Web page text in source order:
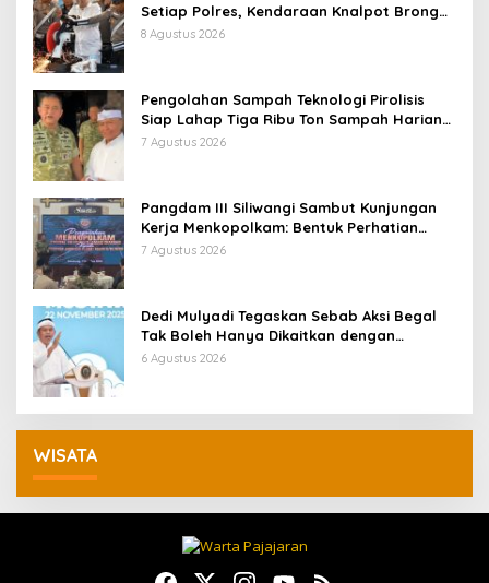
Setiap Polres, Kendaraan Knalpot Brong
Tertangkap Langsung Ganti
8 Agustus 2026
Pengolahan Sampah Teknologi Pirolisis
Siap Lahap Tiga Ribu Ton Sampah Harian
Jawa Barat
7 Agustus 2026
Pangdam III Siliwangi Sambut Kunjungan
Kerja Menkopolkam: Bentuk Perhatian
Pemerintah
7 Agustus 2026
Dedi Mulyadi Tegaskan Sebab Aksi Begal
Tak Boleh Hanya Dikaitkan dengan
Ekonomi
6 Agustus 2026
WISATA